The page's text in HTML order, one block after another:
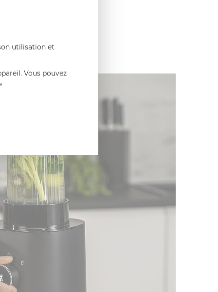
utilisation et
Vous pouvez